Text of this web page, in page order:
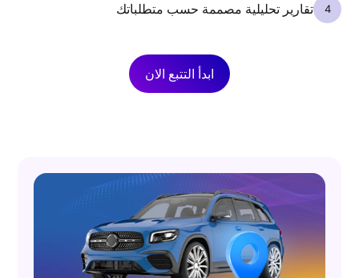
تقارير تحليلية مصممة حسب متطلباتك
ابدأ التتبع الان